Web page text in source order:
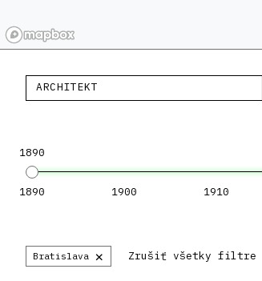
ARCHITEKT
1890
1890 1900 1910
Bratislava × Zrušiť všetky filtre